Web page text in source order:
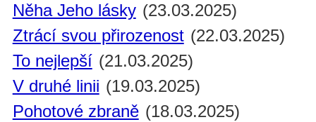
Něha Jeho lásky (23.03.2025)
Ztrácí svou přirozenost (22.03.2025)
To nejlepší (21.03.2025)
V druhé linii (19.03.2025)
Pohotové zbraně (18.03.2025)